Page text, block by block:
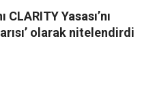
Yasası’nı
olarak nitelendirdi